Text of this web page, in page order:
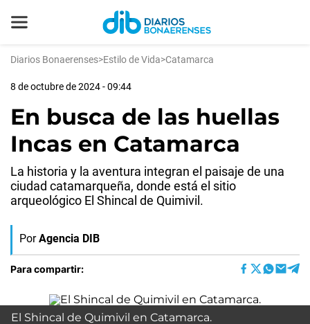
Diarios Bonaerenses>Estilo de Vida>Catamarca
8 de octubre de 2024 - 09:44
En busca de las huellas
Incas en Catamarca
La historia y la aventura integran el paisaje de una
ciudad catamarqueña, donde está el sitio
arqueológico El Shincal de Quimivil.
Por Agencia DIB
Para compartir:
El Shincal de Quimivil en Catamarca.